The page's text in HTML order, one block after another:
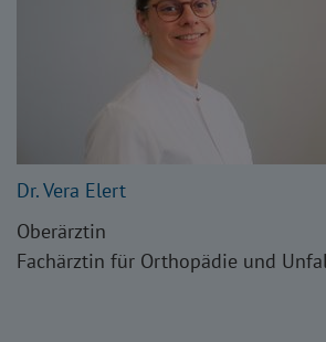
Dr. Vera Elert
Oberärztin
Fachärztin für Orthopädie und